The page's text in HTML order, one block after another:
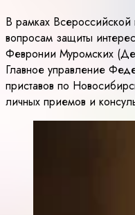
В рамках
вопросам защиты
Февронии Муромских
Главное управление
приставов по
личных приемов и